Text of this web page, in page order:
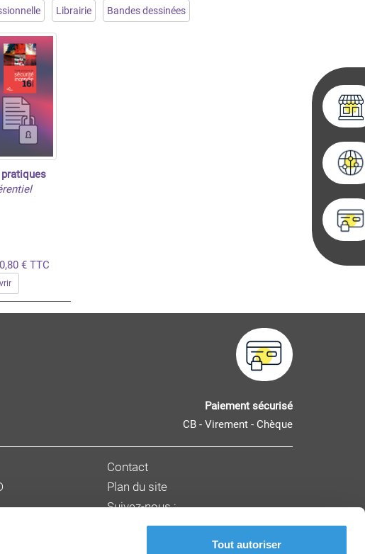
Tout autoriser
Librairie Bandes dessinées
€ TTC
Paiement sécurisé
CB - Virement - Chèque
Contact
Plan du site
Suivez-nous :